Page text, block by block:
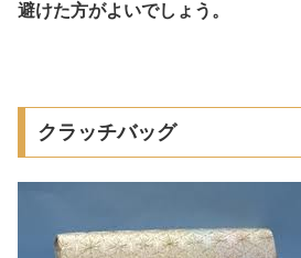
避けた方がよいでしょう。
クラッチバッグ